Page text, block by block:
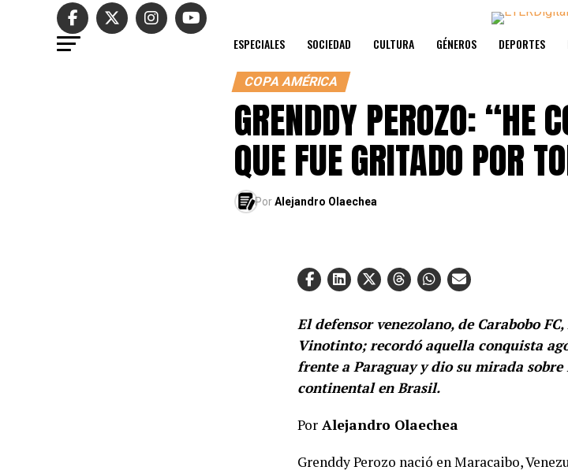
ESPECIALES SOCIEDAD CULTURA GÉNEROS DEPORTES
COPA AMÉRICA
GRENDDY PEROZO: “HE
QUE FUE GRITADO POR
PorAlejandro Olaechea
El defensor venezolano, de Carabobo
Vinotinto; recordó aquella conquista
frente a Paraguay y dio su mirada
continental en Brasil.
Por Alejandro Olaechea
Grenddy Perozo nació en Maracaibo,